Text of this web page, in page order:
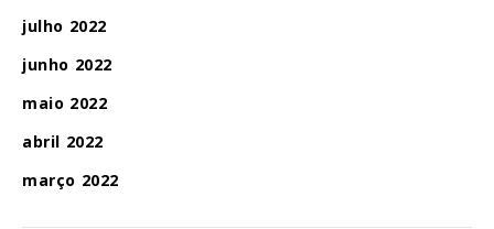
julho 2022
junho 2022
maio 2022
abril 2022
março 2022